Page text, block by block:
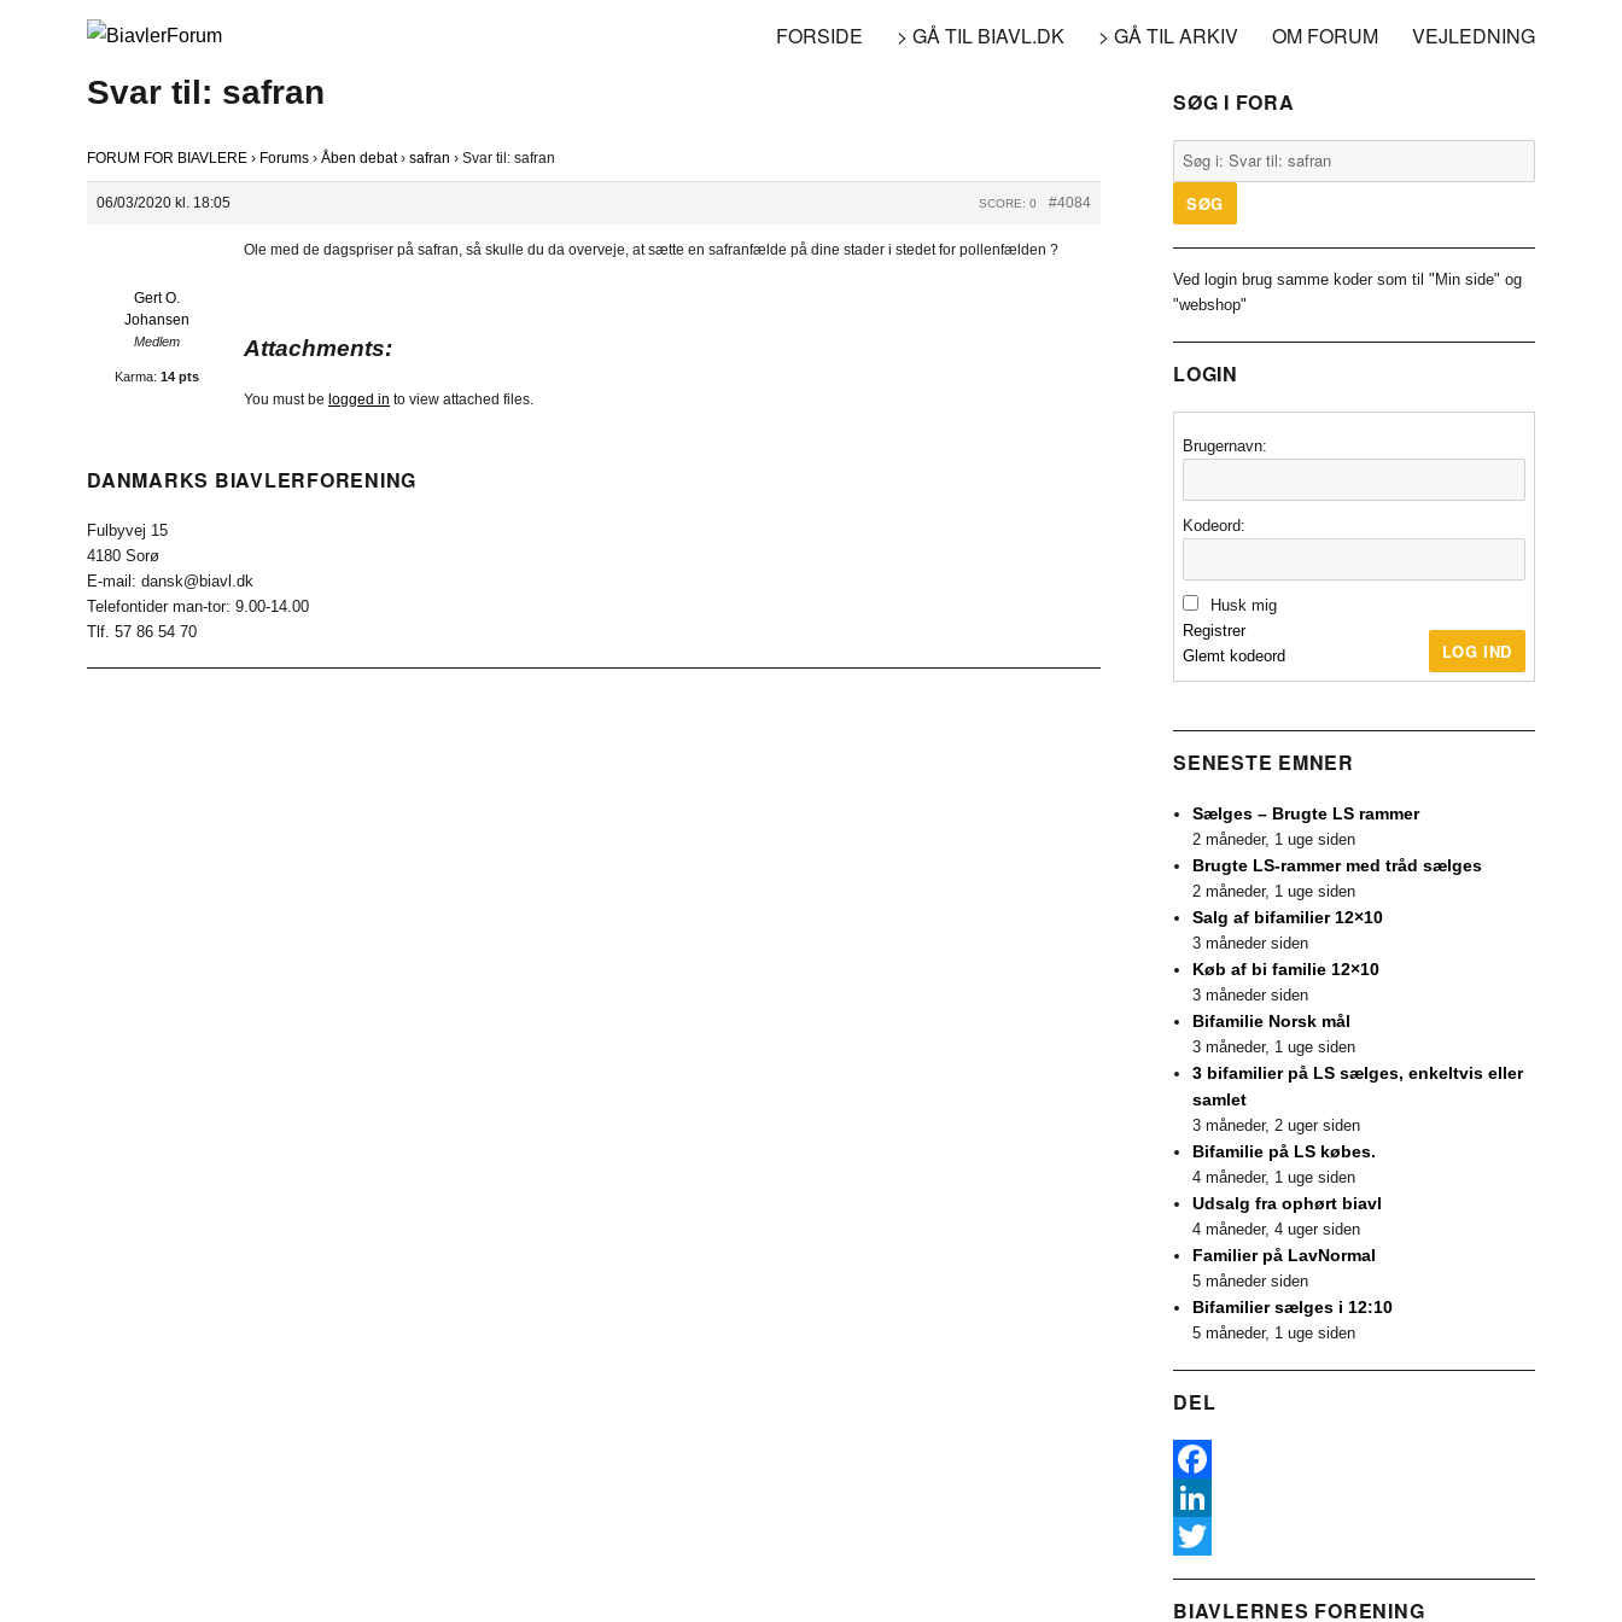
FORSIDE > GÅ TIL BIAVL.DK > GÅ TIL ARKIV OM FORUM VEJLEDNING
Svar til: safran
FORUM FOR BIAVLERE › Forums › Åben debat › safran › Svar til: safran
06/03/2020 kl. 18:05 #4084
SCORE: 0
Gert O.
Johansen
Medlem
Karma: 14 pts
Ole med de dagspriser på safran, så skulle du da overveje, at sætte en safranfælde på dine stader i stedet for pollenfælden ?
Attachments:
You must be logged in to view attached files.
DANMARKS BIAVLERFORENING
Fulbyvej 15
4180 Sorø
E-mail: dansk@biavl.dk
Telefontider man-tor: 9.00-14.00
Tlf. 57 86 54 70
SØG I FORA
Ved login brug samme koder som til "Min side" og
"webshop"
LOGIN
Brugernavn:
Kodeord:
Husk mig
LOG IND
Registrer
Glemt kodeord
SENESTE EMNER
Sælges – Brugte LS rammer
2 måneder, 1 uge siden
Brugte LS-rammer med tråd sælges
2 måneder, 1 uge siden
Salg af bifamilier 12×10
3 måneder siden
Køb af bi familie 12×10
3 måneder siden
Bifamilie Norsk mål
3 måneder, 1 uge siden
3 bifamilier på LS sælges, enkeltvis eller
samlet
3 måneder, 2 uger siden
Bifamilie på LS købes.
4 måneder, 1 uge siden
Udsalg fra ophørt biavl
4 måneder, 4 uger siden
Familier på LavNormal
5 måneder siden
Bifamilier sælges i 12:10
5 måneder, 1 uge siden
DEL
F
a
e
L
nw
BIAVLERNES FORENING